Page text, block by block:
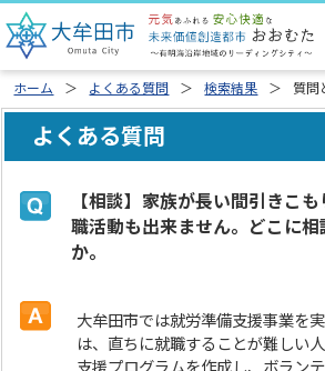
ホーム よくある質問 検索結果 質問
よくある質問
【相談】家族が長い間引きこ
職活動も出来ません。どこに
か。
大牟田市では就労準備支援事業を
は、直ちに就職することが難しい